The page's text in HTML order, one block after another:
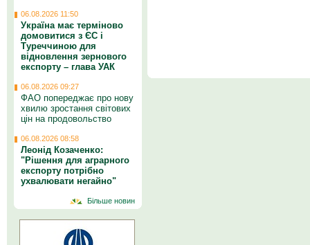
06.08.2026 11:50
Україна має терміново
домовитися з ЄС і
Туреччиною для
відновлення зернового
експорту – глава УАК
06.08.2026 09:27
ФАО попереджає про нову
хвилю зростання світових
цін на продовольство
06.08.2026 08:58
Леонід Козаченко:
"Рішення для аграрного
експорту потрібно
ухвалювати негайно"
Більше новин